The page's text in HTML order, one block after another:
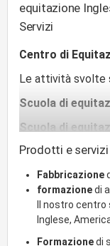
equitazione
Servizi
Centro di
Le attività svolte
Scuola di
Scuola di
Scuola di
Campi estivi
Prodotti e servizi
Fabbricazione
formazionedi
Il nostro
Inglese,
Formazionedi